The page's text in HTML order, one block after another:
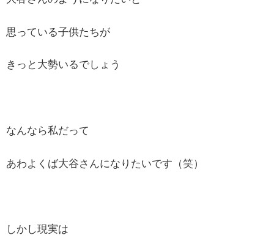
思っている子供たちが
きっと大勢いるでしょう
なんなら私だって
あわよくば大谷さんになりたいです（笑）
しかし現実は